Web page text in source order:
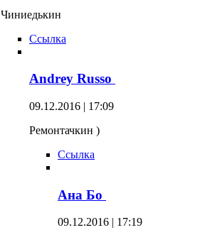
Чиниедькин
Ссылка
Andrey Russo
09.12.2016 | 17:09
Ремонтачкин )
Ссылка
Ана Бо
09.12.2016 | 17:19